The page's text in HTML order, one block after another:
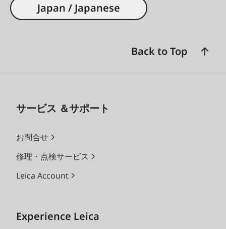
Japan / Japanese
Back to Top
サービス ＆サポート
お問合せ
修理・点検サービス
Leica Account
Experience Leica